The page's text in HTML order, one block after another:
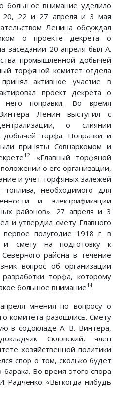
большое внимание уделило
20, 22 и 27 апреля и 3 мая
Ленина обсуждал
о проекте декрета о
заседании 20 апреля был А.
промышленной добычей
торфяной комитет отдела
активное участие в
проект декрета о
поправки. Во время
Ленин выступил с
о слиянии
торфа. Поправки и
приняты Совнаркомом и
12. «Главный торфяной
о его организации,
и учет торфяных залежей
топлива, необходимого для
и электрификации
районов». 27 апреля и 3
и утвердил смету Главного
первое полугодие 1918 г. в
смету на подготовку к
района в течение
вопрос об организации
торфа, которому
большое внимание14.
мнения по вопросу о
комитета разошлись. Смету
в содокладе А. В. Винтера,
Скловский, член
хозяйственной политики
спор о том, сколько будет
барака. Во время этого спора
Радченко: «Вы когда-нибудь